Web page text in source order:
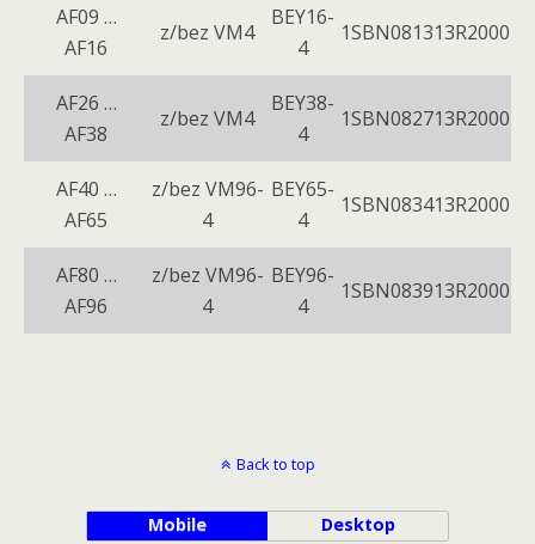
AF09 …
AF16
z/bez VM4
BEY16-
4
1SBN081313R2000
AF26 …
AF38
z/bez VM4
BEY38-
4
1SBN082713R2000
AF40 …
AF65
z/bez VM96-
4
BEY65-
4
1SBN083413R2000
AF80 …
AF96
z/bez VМ96-
4
BEY96-
4
1SBN083913R2000
Back to top
Mobile Desktop